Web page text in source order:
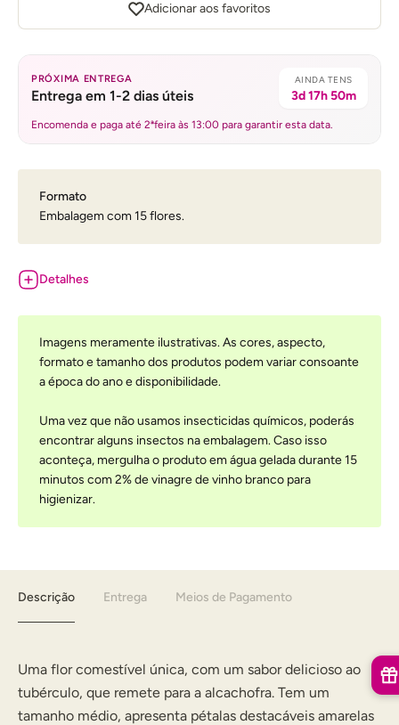
Adicionar aos favoritos
PRÓXIMA ENTREGA
Entrega em 1-2 dias úteis
AINDA TENS
3d 17h 50m
Encomenda e paga até 2ªfeira às 13:00 para garantir esta data.
Formato
Embalagem com 15 flores.
Detalhes
Imagens meramente ilustrativas. As cores, aspecto,
formato e tamanho dos produtos podem variar consoante
a época do ano e disponibilidade.
Uma vez que não usamos insecticidas químicos, poderás
encontrar alguns insectos na embalagem. Caso isso
aconteça, mergulha o produto em água gelada durante 15
minutos com 2% de vinagre de vinho branco para
higienizar.
Descrição Entrega Meios de Pagamento
Uma flor comestível única, com um sabor delicioso ao
tubérculo, que remete para a alcachofra. Tem um
tamanho médio, apresenta pétalas destacáveis amarelas